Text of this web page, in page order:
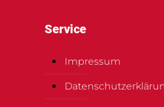
Service
Impressum